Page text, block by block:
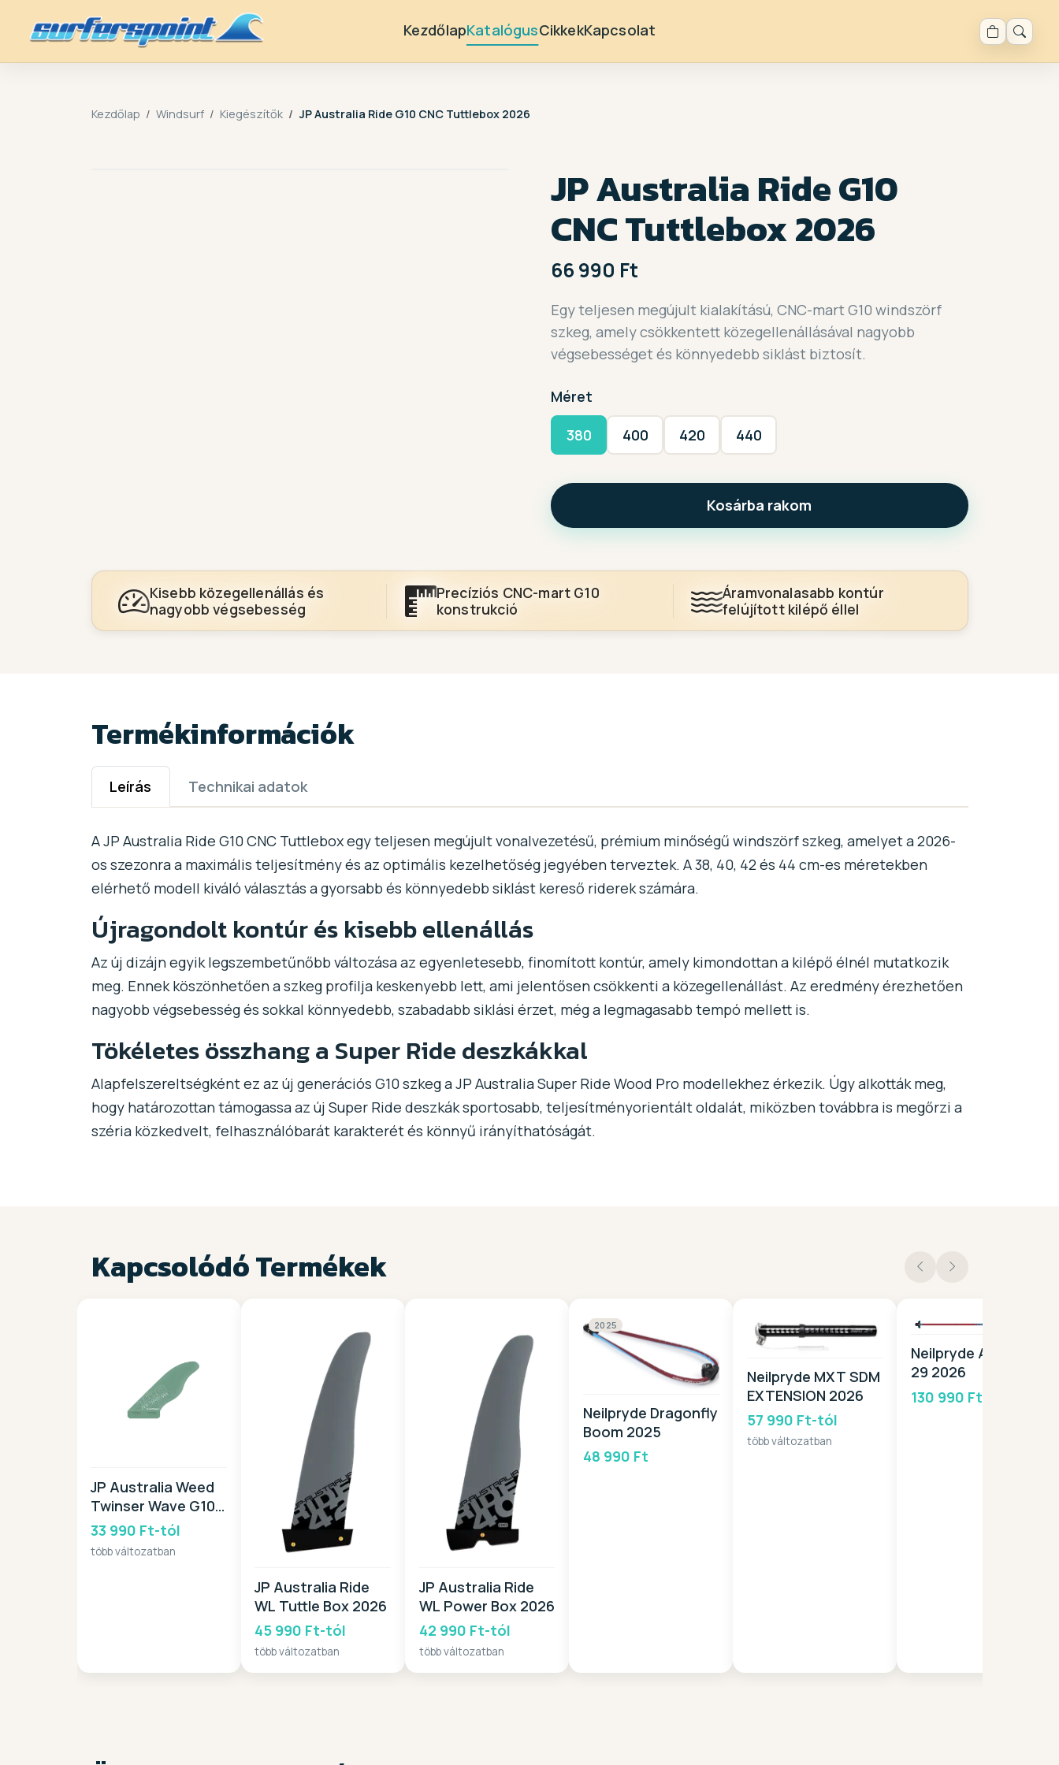
KezdőlapKatalógusCikkekKapcsolat
Kezdőlap Windsurf Kiegészítők JP Australia Ride G10 CNC Tuttlebox 2026
JP Australia Ride G10
CNC Tuttlebox 2026
66 990 Ft
Egy teljesen megújult kialakítású, CNC-mart G10 windszörf
szkeg, amely csökkentett közegellenállásával nagyobb
végsebességet és könnyedebb siklást biztosít.
Méret
380 400 420 440
Kosárba rakom
Kisebb közegellenállás és
nagyobb végsebesség
Precíziós CNC-mart G10
konstrukció
Áramvonalasabb kontúr
felújított kilépő éllel
Termékinformációk
Leírás Technikai adatok
A JP Australia Ride G10 CNC Tuttlebox egy teljesen megújult vonalvezetésű, prémium minőségű windszörf szkeg, amelyet a 2026-
os szezonra a maximális teljesítmény és az optimális kezelhetőség jegyében terveztek. A 38, 40, 42 és 44 cm-es méretekben
elérhető modell kiváló választás a gyorsabb és könnyedebb siklást kereső riderek számára.
Újragondolt kontúr és kisebb ellenállás
Az új dizájn egyik legszembetűnőbb változása az egyenletesebb, finomított kontúr, amely kimondottan a kilépő élnél mutatkozik
meg. Ennek köszönhetően a szkeg profilja keskenyebb lett, ami jelentősen csökkenti a közegellenállást. Az eredmény érezhetően
nagyobb végsebesség és sokkal könnyedebb, szabadabb siklási érzet, még a legmagasabb tempó mellett is.
Tökéletes összhang a Super Ride deszkákkal
Alapfelszereltségként ez az új generációs G10 szkeg a JP Australia Super Ride Wood Pro modellekhez érkezik. Úgy alkották meg,
hogy határozottan támogassa az új Super Ride deszkák sportosabb, teljesítményorientált oldalát, miközben továbbra is megőrzi a
széria közkedvelt, felhasználóbarát karakterét és könnyű irányíthatóságát.
Kapcsolódó Termékek
JP Australia Weed
Twinser Wave G10
SB 2026
33 990 Ft-tól
több változatban
JP Australia Ride
WL Tuttle Box 2026
45 990 Ft-tól
több változatban
JP Australia Ride
WL Power Box 2026
42 990 Ft-tól
több változatban
2025
Neilpryde Dragonfly
Boom 2025
48 990 Ft
Neilpryde MXT SDM
EXTENSION 2026
57 990 Ft-tól
több változatban
Neilpryde ATEC-F
29 2026
130 990 Ft